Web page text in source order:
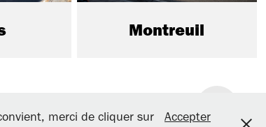
Montreuil
merci de cliquer sur
Accepter